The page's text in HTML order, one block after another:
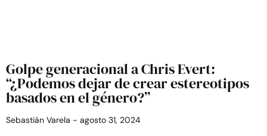
Golpe generacional a Chris Evert:
“¿Podemos dejar de crear estereotipos
basados en el género?”
Sebastián Varela agosto 31, 2024